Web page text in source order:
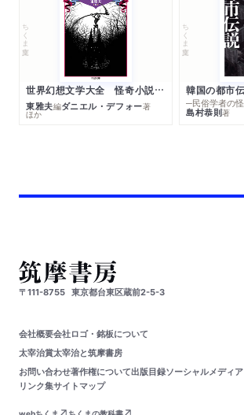
ちくま文庫
世界幻想文学大全 怪奇小説精華
東雅夫編ダニエル・デフォー著
ほか
ちくま文庫
韓国の都市
─民俗学者の
島村恭則著
〒111-8755 東京都台東区蔵前2-5-3
会社概要会社ロゴ・銘板について
太宰治賞太宰治と筑摩書房
お問い合わせ著作権について出版目録ソーシャルメディア
リンク集サイトマップ